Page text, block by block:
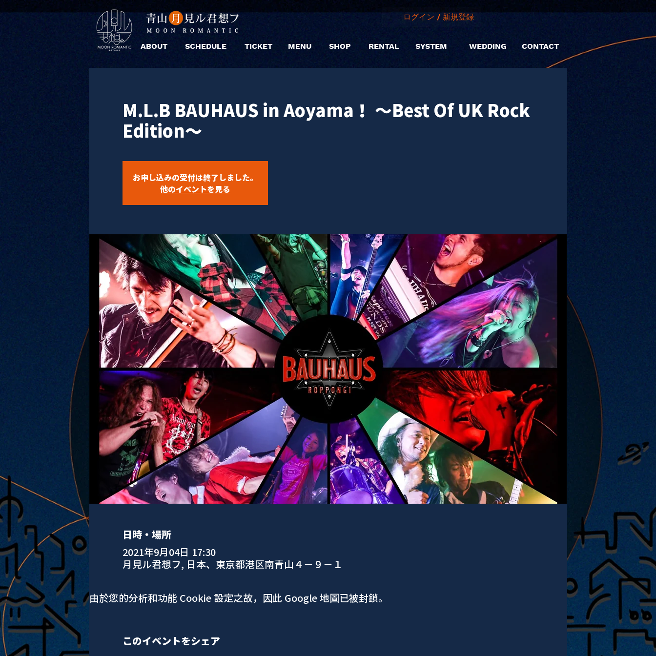
ABOUT SCHEDULE TICKET MENU SHOP
ログイン / 新規登録
RENTAL SYSTEM WEDDING CONTACT
M.L.B BAUHAUS in Aoyama！ ～Best Of UK Rock
Edition～
お申し込みの受付は終了しました。
他のイベントを見る
日時・場所
2021年9月04日 17:30
月見ル君想フ, 日本、東京都港区南青山４−９−１
由於您的分析和功能 Cookie 設定之故，因此 Google 地圖已被封鎖。
このイベントをシェア